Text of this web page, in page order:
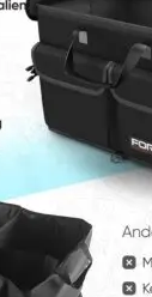
Navigație Passat B5
Navigație Passat
Navigație Passat B6
Navigație Passat B7
Navigație Passat B8
Navigație Passat
Navigație Skoda
Navigație Skoda
Navigație Skoda
Navigație Skoda
Navigație Skoda
Navigație Skoda
Navigație Skoda